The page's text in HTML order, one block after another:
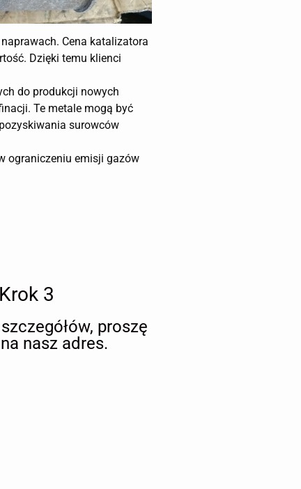
Cena katalizatora
Dzięki temu klienci
do produkcji nowych
Te metale mogą być
surowców
ograniczeniu emisji gazów
Krok 3
proszę
nasz adres.